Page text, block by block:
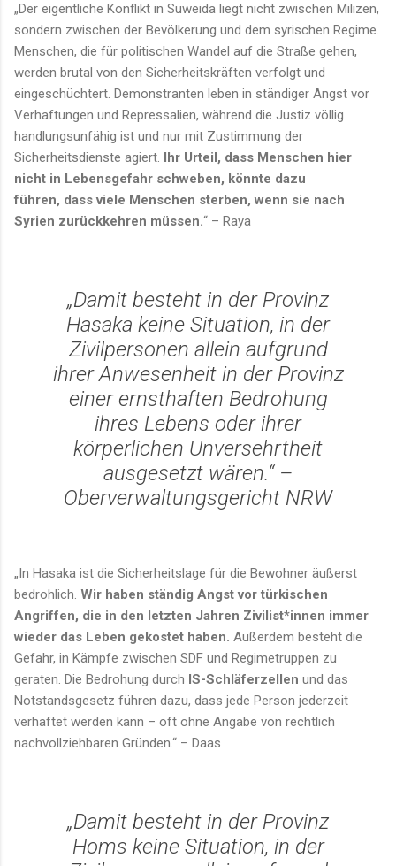
„Der eigentliche Konflikt in Suweida liegt nicht zwischen Milizen,
sondern zwischen der Bevölkerung und dem syrischen Regime.
Menschen, die für politischen Wandel auf die Straße gehen,
werden brutal von den Sicherheitskräften verfolgt und
eingeschüchtert. Demonstranten leben in ständiger Angst vor
Verhaftungen und Repressalien, während die Justiz völlig
handlungsunfähig ist und nur mit Zustimmung der
Sicherheitsdienste agiert. Ihr Urteil, dass Menschen hier
nicht in Lebensgefahr schweben, könnte dazu
führen, dass viele Menschen sterben, wenn sie nach
Syrien zurückkehren müssen.“ – Raya
„Damit besteht in der Provinz
Hasaka keine Situation, in der
Zivilpersonen allein aufgrund
ihrer Anwesenheit in der Provinz
einer ernsthaften Bedrohung
ihres Lebens oder ihrer
körperlichen Unversehrtheit
ausgesetzt wären.“ –
Oberverwaltungsgericht NRW
„In Hasaka ist die Sicherheitslage für die Bewohner äußerst
bedrohlich. Wir haben ständig Angst vor türkischen
Angriffen, die in den letzten Jahren Zivilist*innen immer
wieder das Leben gekostet haben. Außerdem besteht die
Gefahr, in Kämpfe zwischen SDF und Regimetruppen zu
geraten. Die Bedrohung durch IS-Schläferzellen und das
Notstandsgesetz führen dazu, dass jede Person jederzeit
verhaftet werden kann – oft ohne Angabe von rechtlich
nachvollziehbaren Gründen.“ – Daas
„Damit besteht in der Provinz
Homs keine Situation, in der